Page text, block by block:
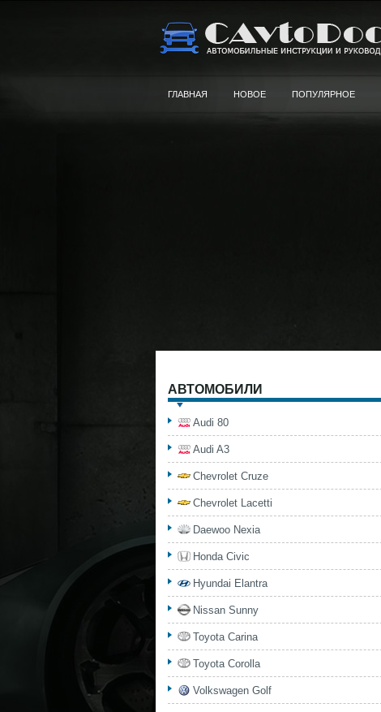
ГЛАВНАЯ НОВОЕ ПОПУЛЯРНОЕ
АВТОМОБИЛИ
Audi 80
Audi A3
Chevrolet Cruze
Chevrolet Lacetti
Daewoo Nexia
Honda Civic
Hyundai Elantra
Nissan Sunny
Toyota Carina
Toyota Corolla
Volkswagen Golf